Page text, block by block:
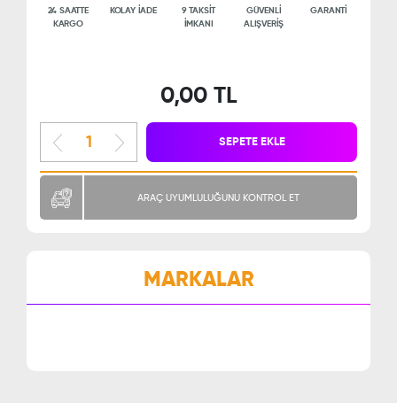
24 SAATTE
KARGO
KOLAY İADE
9 TAKSİT
İMKANI
GÜVENLİ
ALIŞVERİŞ
GARANTİ
0,00 TL
SEPETE EKLE
ARAÇ UYUMLULUĞUNU KONTROL ET
MARKALAR